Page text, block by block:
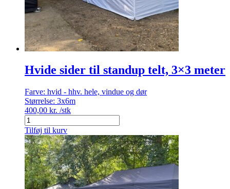
Hvide sider til standup telt, 3×3 meter
Farve: hvid - hhv. hele, vindue og dør
Størrelse: 3x6m
400,00 kr. /stk
Hvide
sider
til
standup
telt,
3x3
meter
antal
Tilføj til kurv